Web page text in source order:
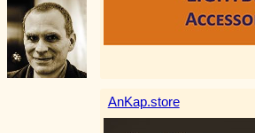
AnKap.store